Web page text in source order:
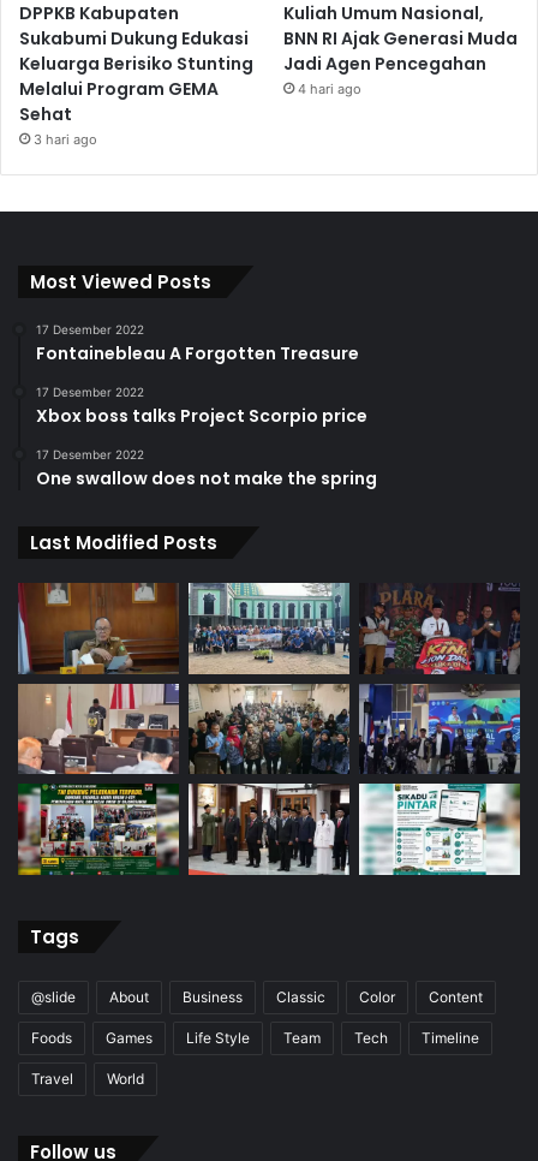
DPPKB Kabupaten
Sukabumi Dukung Edukasi
Keluarga Berisiko Stunting
Melalui Program GEMA
Sehat
3 hari ago
Kuliah Umum Nasional,
BNN RI Ajak Generasi Muda
Jadi Agen Pencegahan
4 hari ago
Most Viewed Posts
17 Desember 2022
Fontainebleau A Forgotten Treasure
17 Desember 2022
Xbox boss talks Project Scorpio price
17 Desember 2022
One swallow does not make the spring
Last Modified Posts
Tags
@slide About Business Classic Color Content
Foods Games Life Style Team Tech Timeline
Travel World
Follow us